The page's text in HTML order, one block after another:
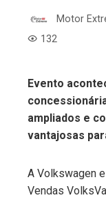
Motor
132
Evento
ampliados e
vantajosas
A Volkswagen
Vendas